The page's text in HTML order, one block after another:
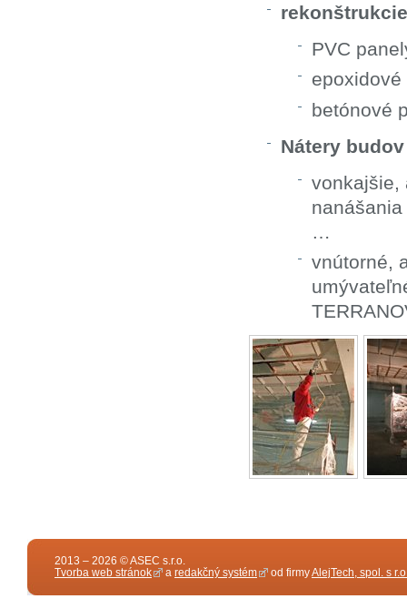
PVC
betónové
Nátery budov
vonkajšie,
nanášania
…
vnútorné,
2013 – 2026 © ASEC s.r.o.
Tvorba web stránok
a redakčný systém od firmyAlejTech, spol. s